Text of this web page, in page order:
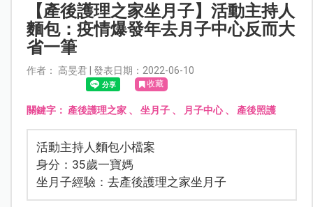
【產後護理之家坐月子】活動主持人
麵包：疫情爆發年去月子中心反而大
省一筆
作者： 高旻君 | 發表日期：2022-06-10
收藏
關鍵字： 產後護理之家、 坐月子、 月子中心、 產後照護
活動主持人麵包小檔案
身分：35歲一寶媽
坐月子經驗：去產後護理之家坐月子